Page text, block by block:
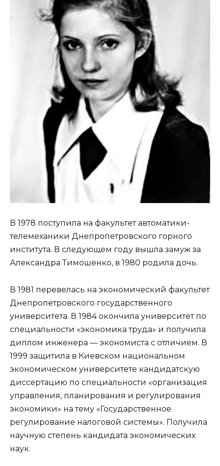
В 1978 поступила на факультет автоматики-
телемеханики Днепропетровского горного
института. В следующем году вышла замуж за
Александра Тимошенко, в 1980 родила дочь.
В 1981 перевелась на экономический факультет
Днепропетровского государственного
университета. В 1984 окончила университет по
специальности «экономика труда» и получила
диплом инженера — экономиста с отличием. В
1999 защитила в Киевском национальном
экономическом университете кандидатскую
диссертацию по специальности «организация
управления, планирования и регулирования
экономики» на тему «Государственное
регулирование налоговой системы». Получила
научную степень кандидата экономических
наук.